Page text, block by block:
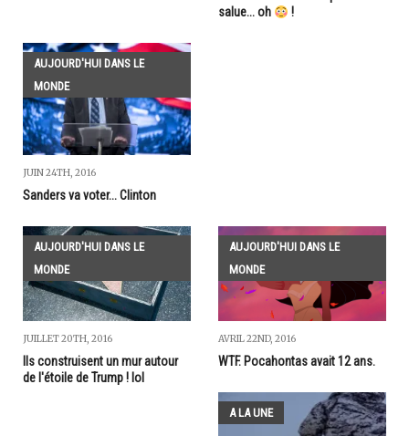
salue... oh
!
AUJOURD'HUI DANS LE
MONDE
JUIN 24TH, 2016
Sanders va voter... Clinton
AUJOURD'HUI DANS LE
MONDE
JUILLET 20TH, 2016
Ils construisent un mur autour
de l'étoile de Trump ! lol
AUJOURD'HUI DANS LE
MONDE
AVRIL 22ND, 2016
WTF. Pocahontas avait 12 ans.
A LA UNE